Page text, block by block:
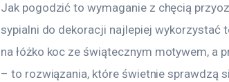
Jak pogodzić to wymaganie z chęcią
sypialni do dekoracji najlepiej wykorzystać
na łóżko koc ze świątecznym motywem, a
– to rozwiązania, które świetnie sprawdzą